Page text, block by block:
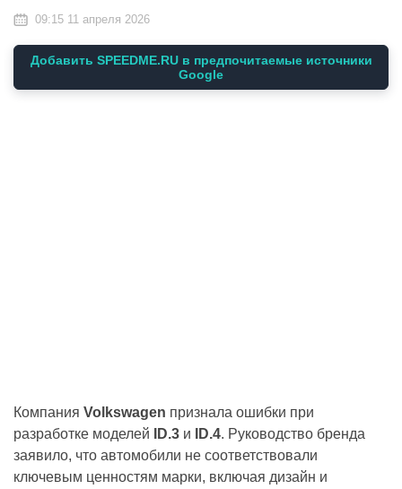
09:15 11 апреля 2026
Добавить SPEEDME.RU в предпочитаемые источники
Google
Компания Volkswagen признала ошибки при
разработке моделей
ID.3 и ID.4. Руководство бренда
заявило, что автомобили не соответствовали
ключевым ценностям марки, включая дизайн и